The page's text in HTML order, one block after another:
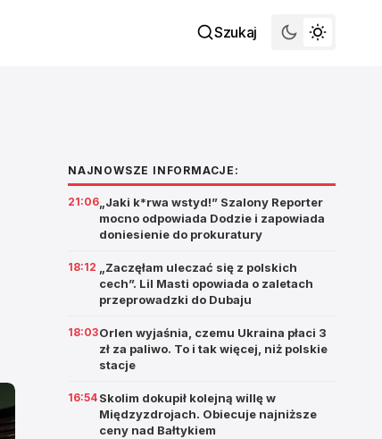
Szukaj
NAJNOWSZE INFORMACJE:
21:06 „Jaki k*rwa wstyd!” Szalony Reporter
mocno odpowiada Dodzie i zapowiada
doniesienie do prokuratury
18:12
„Zaczęłam uleczać się z polskich
cech”. Lil Masti opowiada o zaletach
przeprowadzki do Dubaju
18:03Orlen wyjaśnia, czemu Ukraina płaci 3
zł za paliwo. To i tak więcej, niż polskie
stacje
16:54 Skolim dokupił kolejną willę w
Międzyzdrojach. Obiecuje najniższe
ceny nad Bałtykiem